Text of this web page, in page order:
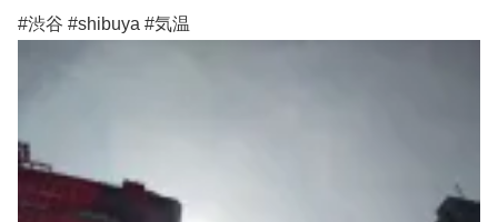
#渋谷 #shibuya #気温